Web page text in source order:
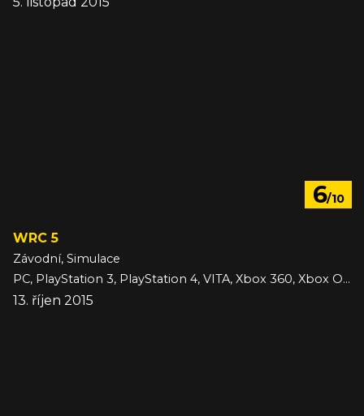
6/10
WRC 5
Závodní, Simulace
PC, PlayStation 3, PlayStation 4, VITA, Xbox 360, Xbox One
13. říjen 2015